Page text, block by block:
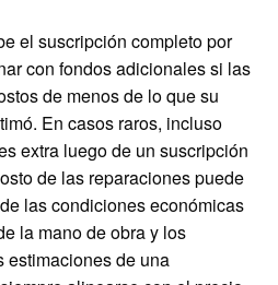
el suscripción completo por
con fondos adicionales si las
de menos de lo que su
En casos raros, incluso
extra luego de un suscripción
de las reparaciones puede
las condiciones económicas
la mano de obra y los
estimaciones de una